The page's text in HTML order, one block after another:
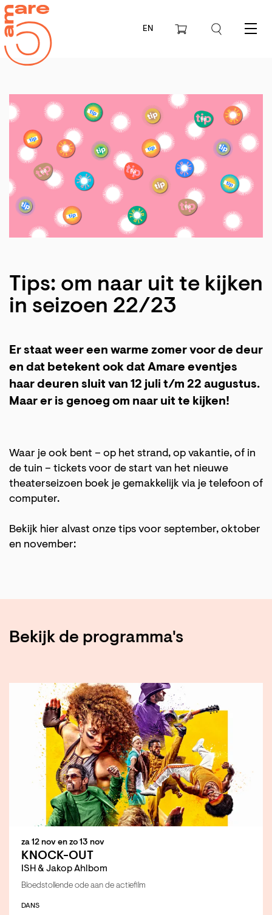
EN Menu
Tips: om naar uit te kijken
in seizoen 22/23
Er staat weer een warme zomer voor de deur
en dat betekent ook dat Amare eventjes
haar deuren sluit van 12 juli t/m 22 augustus.
Maar er is genoeg om naar uit te kijken!
Waar je ook bent – op het strand, op vakantie, of in
de tuin – tickets voor de start van het nieuwe
theaterseizoen boek je gemakkelijk via je telefoon of
computer.
Bekijk hier alvast onze tips voor september, oktober
en november:
Bekijk de programma's
KNOCK-OUT
ISH & Jakop Ahlbom
za 12 nov en zo 13 nov
Bloedstollende ode aan de actiefilm
DANS